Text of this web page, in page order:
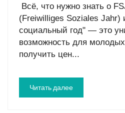
Всё, что нужно знать о
(Freiwilliges Soziales
социальный год" — это
возможность для
получить цен...
Читать далее